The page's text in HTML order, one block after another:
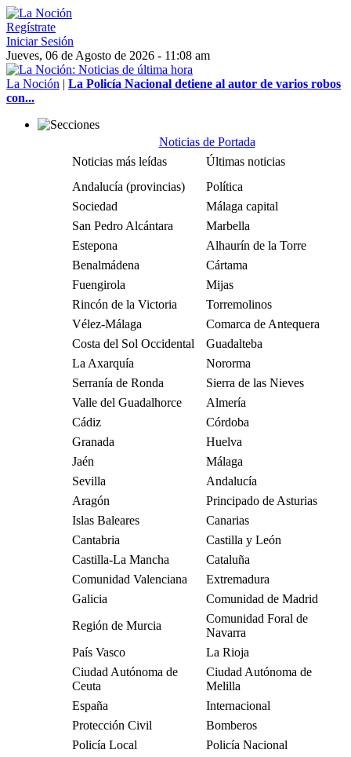
Regístrate
Iniciar Sesión
Jueves, 06 de Agosto de 2026 - 11:08 am
La Noción | La Policía Nacional detiene al autor de varios robos
con...
Noticias de Portada
Noticias más leídas
Últimas noticias
Andalucía (provincias)
Política
Sociedad
Málaga capital
San Pedro Alcántara
Marbella
Estepona
Alhaurín de la Torre
Benalmádena
Cártama
Fuengirola
Mijas
Rincón de la Victoria
Torremolinos
Vélez-Málaga
Comarca de Antequera
Costa del Sol Occidental
Guadalteba
La Axarquía
Nororma
Serranía de Ronda
Sierra de las Nieves
Valle del Guadalhorce
Almería
Cádiz
Córdoba
Granada
Huelva
Jaén
Málaga
Sevilla
Andalucía
Aragón
Principado de Asturias
Islas Baleares
Canarias
Cantabria
Castilla y León
Castilla-La Mancha
Cataluña
Comunidad Valenciana
Extremadura
Galicia
Comunidad de Madrid
Región de Murcia
Comunidad Foral de
Navarra
País Vasco
La Rioja
Ciudad Autónoma de
Ceuta
Ciudad Autónoma de
Melilla
España
Internacional
Protección Civil
Bomberos
Policía Local
Policía Nacional